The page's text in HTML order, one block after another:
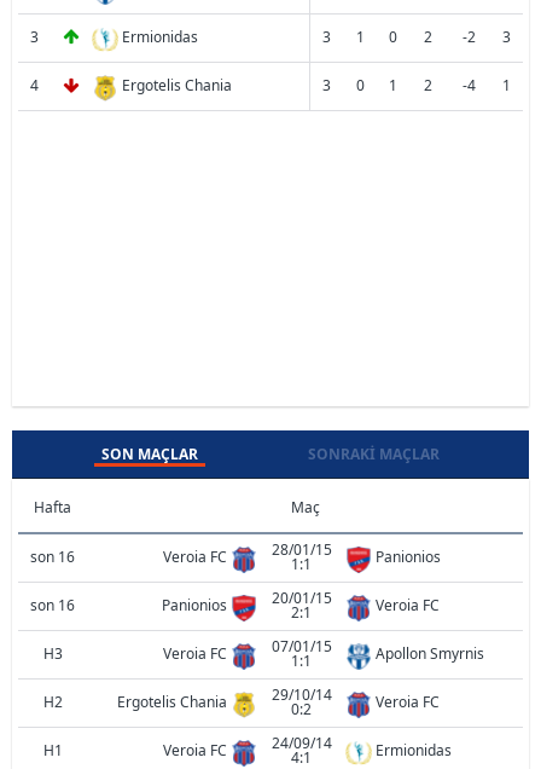
3 Ermionidas 3 1 0 2 -2 3
4 Ergotelis Chania 3 0 1 2 -4 1
SON MAÇLAR SONRAKI MAÇLAR
Hafta Maç
son 16 Veroia FC 28/01/15
1:1 Panionios
son 16 Panionios 20/01/15
2:1 Veroia FC
H3 Veroia FC 07/01/15
1:1 Apollon Smyrnis
H2 Ergotelis Chania 29/10/14
0:2 Veroia FC
H1 Veroia FC 24/09/14
4:1 Ermionidas